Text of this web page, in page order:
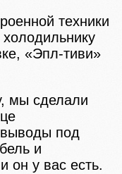
техники
«Эпл-тиви»
мы сделали
под
и
он у вас есть.